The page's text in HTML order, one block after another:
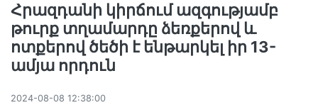
Հրազդանի կիրճում ազգությամբ
թուրք տղամարդը ձեռքերով և
ոտքերով ծեծի է ենթարկել իր 13-
ամյա որդուն
2024-08-08 12:38:00